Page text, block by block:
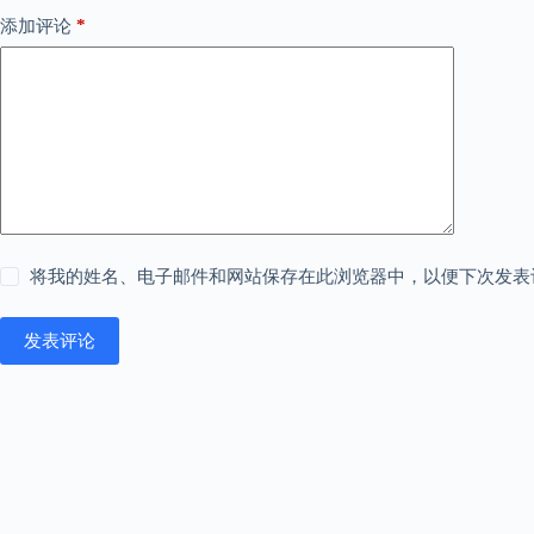
添加评论 *
将我的姓名、电子邮件和网站保存在此浏览器中，以便下次发表
发表评论